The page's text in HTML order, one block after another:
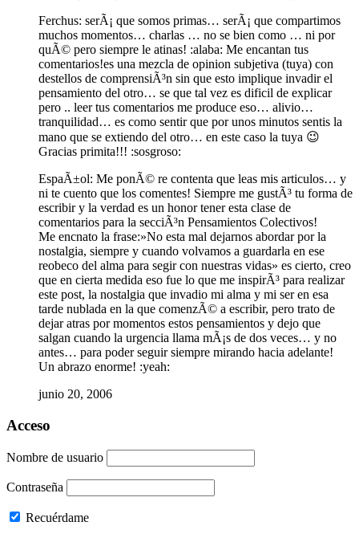
Ferchus: serÃ¡ que somos primas… serÃ¡ que compartimos
muchos momentos… charlas … no se bien como … ni por
quÃ© pero siempre le atinas! :alaba: Me encantan tus
comentarios!es una mezcla de opinion subjetiva (tuya) con
destellos de comprensiÃ³n sin que esto implique invadir el
pensamiento del otro… se que tal vez es dificil de explicar
pero .. leer tus comentarios me produce eso… alivio…
tranquilidad… es como sentir que por unos minutos sentis la
mano que se extiendo del otro… en este caso la tuya 😉
Gracias primita!!! :sosgroso:
EspaÃ±ol: Me ponÃ© re contenta que leas mis articulos… y
ni te cuento que los comentes! Siempre me gustÃ³ tu forma de
escribir y la verdad es un honor tener esta clase de
comentarios para la secciÃ³n Pensamientos Colectivos!
Me encnato la frase:»No esta mal dejarnos abordar por la
nostalgia, siempre y cuando volvamos a guardarla en ese
reobeco del alma para segir con nuestras vidas» es cierto, creo
que en cierta medida eso fue lo que me inspirÃ³ para realizar
este post, la nostalgia que invadio mi alma y mi ser en esa
tarde nublada en la que comenzÃ© a escribir, pero trato de
dejar atras por momentos estos pensamientos y dejo que
salgan cuando la urgencia llama mÃ¡s de dos veces… y no
antes… para poder seguir siempre mirando hacia adelante!
Un abrazo enorme! :yeah:
junio 20, 2006
Acceso
Nombre de usuario
Contraseña
Recuérdame